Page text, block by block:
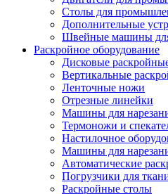
Столы для
Дополнительные
Швейные машины
Раскройное оборудование
Дисковые
Вертикальные
Ленточные ножи
Отрезные линейки
Машины для
Термоножи и
Настилочное
Машины для
Автоматические
Погрузчики для
Раскройные столы